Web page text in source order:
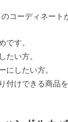
コーディネート
です。
たい方。
にしたい方。
付けできる商品